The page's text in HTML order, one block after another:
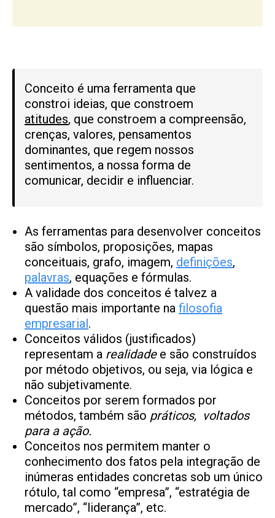
Conceito é uma ferramenta que
constroi ideias, que constroem
atitudes, que constroem a compreensão,
crenças, valores, pensamentos
dominantes, que regem nossos
sentimentos, a nossa forma de
comunicar, decidir e influenciar.
As ferramentas para desenvolver conceitos
são símbolos, proposições, mapas
conceituais, grafo, imagem, definições,
palavras, equações e fórmulas.
A validade dos conceitos é talvez a
questão mais importante na filosofia
empresarial .
Conceitos válidos (justificados)
representam a realidade e são construídos
por método objetivos, ou seja, via lógica e
não subjetivamente.
Conceitos por serem formados por
métodos, também são práticos, voltados
para a ação.
Conceitos nos permitem manter o
conhecimento dos fatos pela integração de
inúmeras entidades concretas sob um único
rótulo, tal como “empresa”, “estratégia de
mercado”, “liderança”, etc.